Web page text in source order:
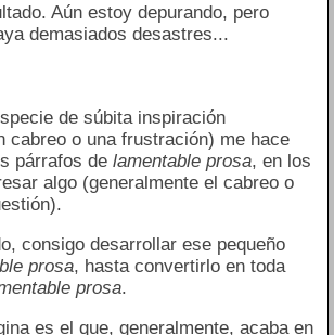
Aún estoy depurando, pero
demasiados desastres...
de súbita inspiración
cabreo o una frustración) me hace
párrafos de lamentable prosa, en los
algo (generalmente el cabreo o
consigo desarrollar ese pequeño
prosa, hasta convertirlo en toda
prosa.
es el que, generalmente, acaba en